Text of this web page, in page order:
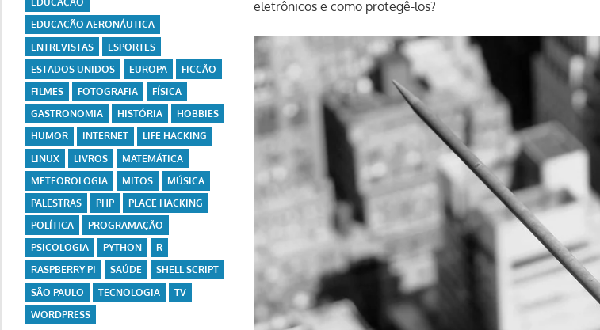
eletrônicos e como protegê-los?
EDUCAÇÃO AERONÁUTICA
ENTREVISTAS
ESPORTES
ESTADOS UNIDOS
EUROPA
FICÇÃO
FILMES
FOTOGRAFIA
FÍSICA
GASTRONOMIA
HISTÓRIA
HOBBIES
HUMOR
INTERNET
LIFE HACKING
LINUX
LIVROS
MATEMÁTICA
METEOROLOGIA
MITOS
MÚSICA
PALESTRAS
PHP
PLACE HACKING
POLÍTICA
PROGRAMAÇÃO
PSICOLOGIA
PYTHON
R
RASPBERRY PI
SAÚDE
SHELL SCRIPT
SÃO PAULO
TECNOLOGIA
TV
WORDPRESS